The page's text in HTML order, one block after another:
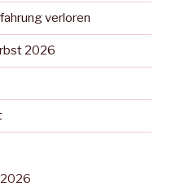
verloren
2026